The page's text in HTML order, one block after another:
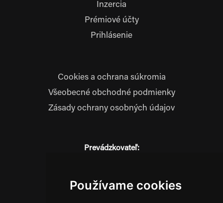
Používame cookies
Inzercia
Prémiové účty
Prihlásenie
Cookies a ochrana súkromia
Všeobecné obchodné podmienky
Zásady ochrany osobných údajov
Prevádzkovateľ:
014 01 Bytča